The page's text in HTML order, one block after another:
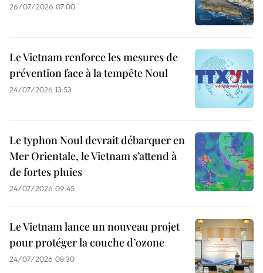
26/07/2026 07:00
Le Vietnam renforce les mesures de
prévention face à la tempête Noul
24/07/2026 13:53
Le typhon Noul devrait débarquer en
Mer Orientale, le Vietnam s’attend à
de fortes pluies
24/07/2026 09:45
Le Vietnam lance un nouveau projet
pour protéger la couche d’ozone
24/07/2026 08:30